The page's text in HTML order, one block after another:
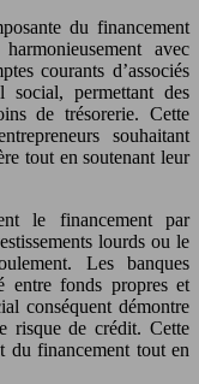
du financement
avec
courants d’associés
permettant des
de trésorerie. Cette
souhaitant
tout en soutenant leur
le financement par
lourds ou le
Les banques
entre fonds propres et
conséquent démontre
risque de crédit. Cette
du financement tout en